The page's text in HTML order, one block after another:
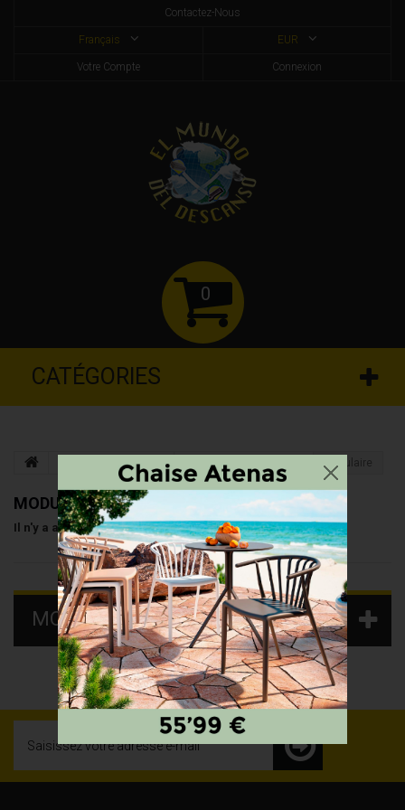
Contactez-Nous
EUR
Français
Connexion
Votre Compte
0
CATÉGORIES
ÉLECTROMÉNAGER PLAQUES DE CUISSON Modulaire
MODULAIRE
Il n'y a aucun produit dans cette catégorie.
MOTS-CLÉS